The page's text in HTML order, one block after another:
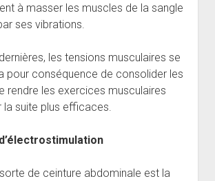
à masser les muscles de la sangle
ses vibrations.
les tensions musculaires se
pour conséquence de consolider les
rendre les exercices musculaires
suite plus efficaces.
de ceinture abdominale est la